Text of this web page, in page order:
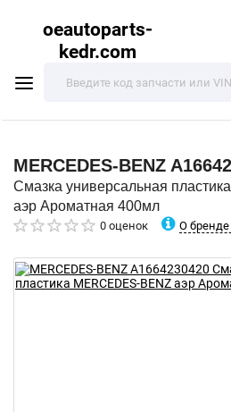
oeautoparts-
kedr.com
MERCEDES-BENZ
Смазка универсальная
аэр Ароматная 400мл
0 оценок О бренде